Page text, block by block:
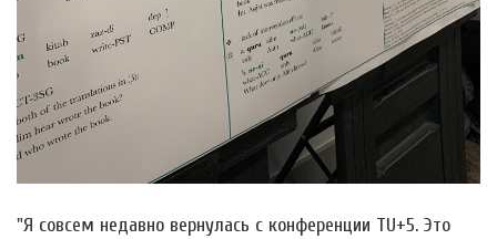
"Я совсем недавно вернулась с конференции TU+5. Это